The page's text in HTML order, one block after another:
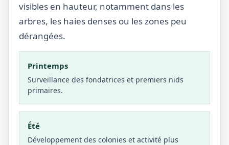
visibles en hauteur, notamment dans les
arbres, les haies denses ou les zones peu
dérangées.
Printemps
Surveillance des fondatrices et premiers nids
primaires.
Été
Développement des colonies et activité plus